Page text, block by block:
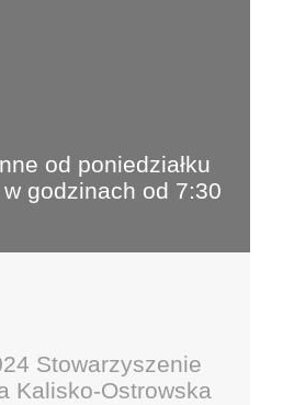
od poniedziałku
godzinach od 7:30
Stowarzyszenie
Kalisko-Ostrowska